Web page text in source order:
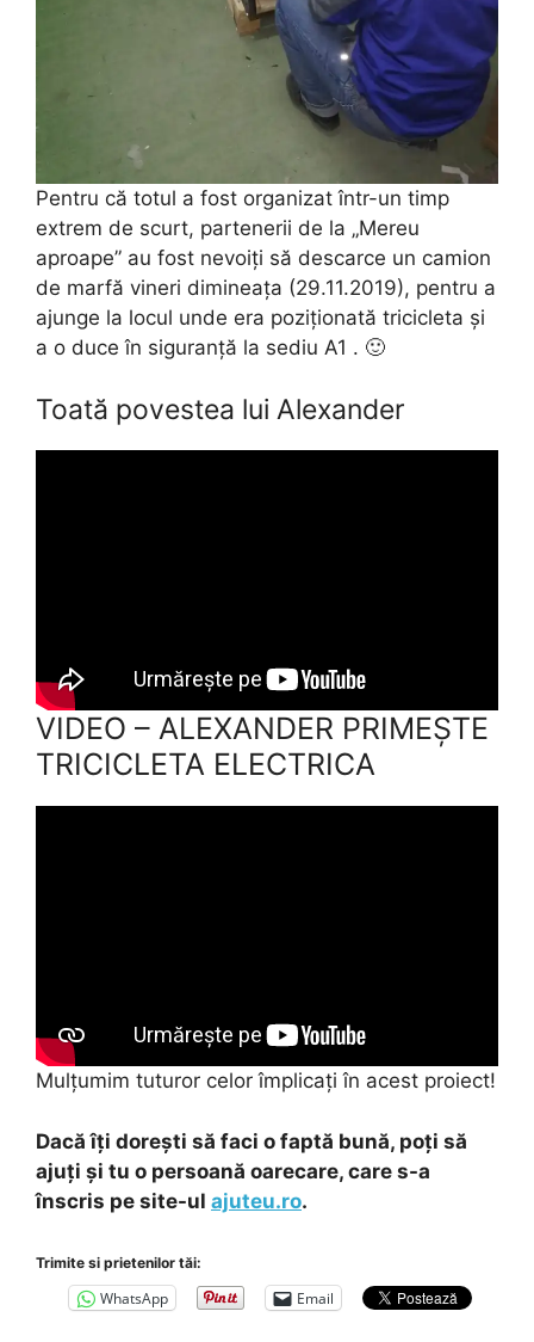
Pentru că totul a fost organizat într-un timp
extrem de scurt, partenerii de la „Mereu
aproape” au fost nevoiți să descarce un camion
de marfă vineri dimineața (29.11.2019), pentru a
ajunge la locul unde era poziționată tricicleta și
a o duce în siguranță la sediu A1 . 🙂
Toată povestea lui Alexander
VIDEO – ALEXANDER PRIMEȘTE
TRICICLETA ELECTRICA
Mulțumim tuturor celor împlicați în acest proiect!
Dacă îți dorești să faci o faptă bună, poți să
ajuți și tu o persoană oarecare, care s-a
înscris pe site-ul ajuteu.ro.
Trimite si prietenilor tăi:
WhatsApp Email